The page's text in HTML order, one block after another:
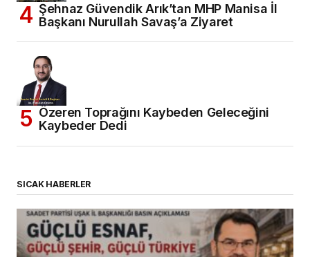
Şehnaz Güvendik Arık’tan MHP Manisa İl
Başkanı Nurullah Savaş’a Ziyaret
Özeren Toprağını Kaybeden Geleceğini
Kaybeder Dedi
SICAK HABERLER